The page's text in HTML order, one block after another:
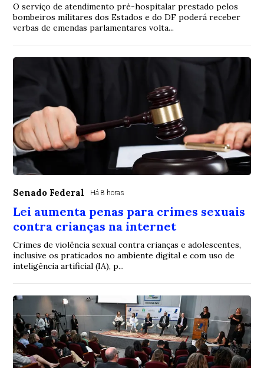
O serviço de atendimento pré-hospitalar prestado pelos
bombeiros militares dos Estados e do DF poderá receber
verbas de emendas parlamentares volta...
Senado Federal Há 8 horas
Lei aumenta penas para crimes sexuais
contra crianças na internet
Crimes de violência sexual contra crianças e adolescentes,
inclusive os praticados no ambiente digital e com uso de
inteligência artificial (IA), p...